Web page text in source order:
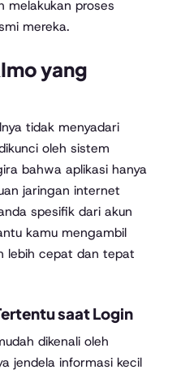
melakukan proses
mereka.
yang
tidak menyadari
oleh sistem
bahwa aplikasi hanya
jaringan internet
spesifik dari akun
kamu mengambil
lebih cepat dan tepat
saat Login
dikenali oleh
jendela informasi kecil